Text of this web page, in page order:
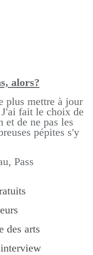
alors?
plus mettre à jour
J'ai fait le choix de
et de ne pas les
pépites s'y
Pass
des arts